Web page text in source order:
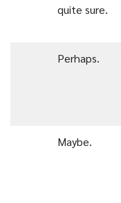
quite sure.
Perhaps.
Maybe.